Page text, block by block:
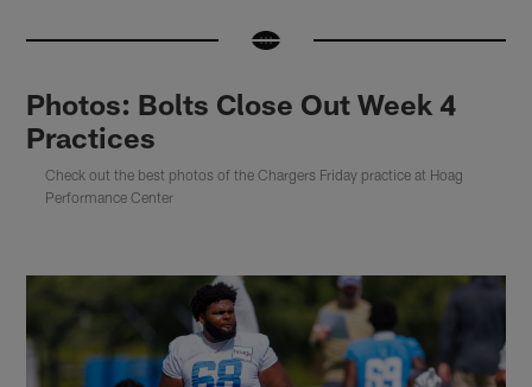
Photos: Bolts Close Out Week 4
Practices
Check out the best photos of the Chargers Friday practice at Hoag
Performance Center